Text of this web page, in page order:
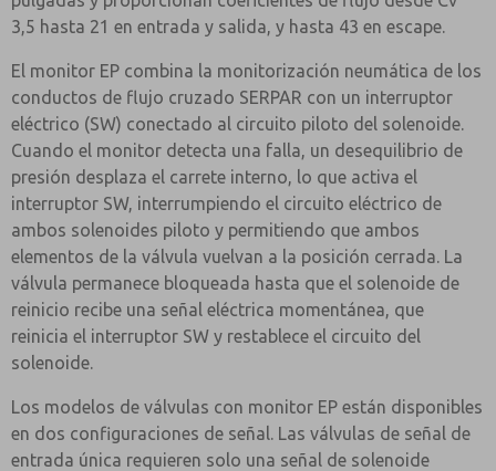
3,5 hasta 21 en entrada y salida, y hasta 43 en escape.
El monitor EP combina la monitorización neumática de los
conductos de flujo cruzado SERPAR con un interruptor
eléctrico (SW) conectado al circuito piloto del solenoide.
Cuando el monitor detecta una falla, un desequilibrio de
presión desplaza el carrete interno, lo que activa el
interruptor SW, interrumpiendo el circuito eléctrico de
ambos solenoides piloto y permitiendo que ambos
elementos de la válvula vuelvan a la posición cerrada. La
válvula permanece bloqueada hasta que el solenoide de
reinicio recibe una señal eléctrica momentánea, que
reinicia el interruptor SW y restablece el circuito del
solenoide.
Los modelos de válvulas con monitor EP están disponibles
en dos configuraciones de señal. Las válvulas de señal de
entrada única requieren solo una señal de solenoide